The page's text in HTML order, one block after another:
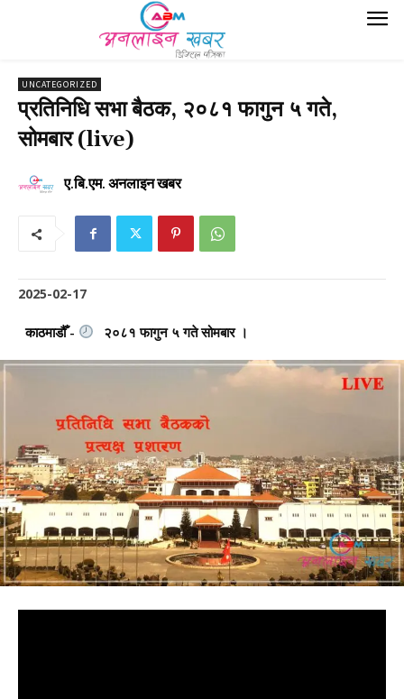
UNCATEGORIZED
प्रतिनिधि सभा बैठक, २०८१ फागुन ५ गते,
सोमबार (live)
ए.बि.एम. अनलाइन खबर
2025-02-17
काठमाडौँ - २०८१ फागुन ५ गते सोमबार ।